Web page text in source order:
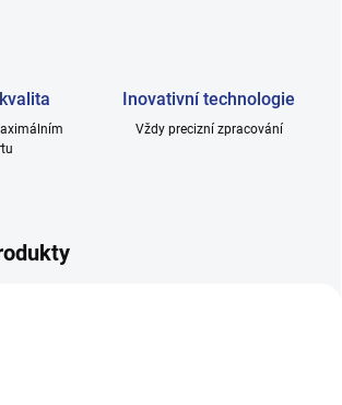
Inovativní technologie
Vždy precizní zpracování